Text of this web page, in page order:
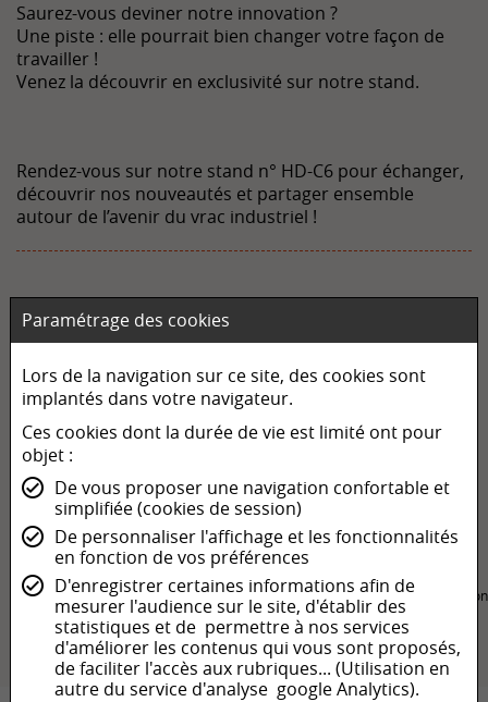
Saurez-vous deviner notre innovation ?
Une piste : elle pourrait bien changer votre façon de
travailler !
Venez la découvrir en exclusivité sur notre stand.
Rendez-vous sur notre stand n° HD-C6 pour échanger,
découvrir nos nouveautés et partager ensemble
autour de l’avenir du vrac industriel !
« Le Groupe SOTIC continue de renforcer ses liens avec ses
clients tout en consolidant sa démarche d’innovation et de
Jean-Louis Fontanille, Directeur Général de SOTIC
SALON VRAC TECH 2025 : Venez découvrir notre toute dernière innovation
dévoilée lors du salon !
Paramétrage des cookies
Lors de la navigation sur ce site, des cookies sont
implantés dans votre navigateur.
Ces cookies dont la durée de vie est limité ont pour
objet :
De vous proposer une navigation confortable et
simplifiée (cookies de session)
De personnaliser l'affichage et les fonctionnalités
en fonction de vos préférences
D'enregistrer certaines informations afin de
mesurer l'audience sur le site, d'établir des
statistiques et de permettre à nos services
d'améliorer les contenus qui vous sont proposés,
de faciliter l'accès aux rubriques... (Utilisation en
autre du service d'analyse google Analytics).